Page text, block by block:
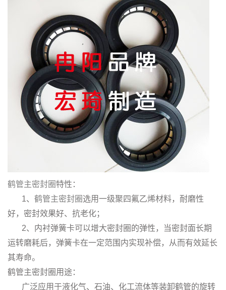
鹤管主密封圈特性：
1、 鹤管主密封圈 选用一级聚四氟乙烯材料，耐磨性
好，密封效果好、抗老化；
2、内衬弹簧卡可以增大密封圈的弹性，当密封面长期
运转磨耗后，弹簧卡在一定范围内实现补偿，从而有效延长
其寿命。
鹤管主密封圈用途：
广泛应用于液化气、石油、化工流体等装卸鹤管的旋转